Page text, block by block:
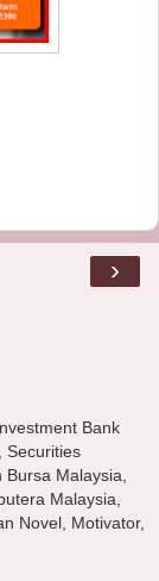
›
Bank
Securities
Malaysia,
Malaysia,
Novel, Motivator,